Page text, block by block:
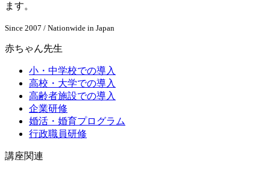
ます。
Since 2007 / Nationwide in Japan
赤ちゃん先生
小・中学校での導入
高校・大学での導入
高齢者施設での導入
企業研修
婚活・婚育プログラム
行政職員研修
講座関連